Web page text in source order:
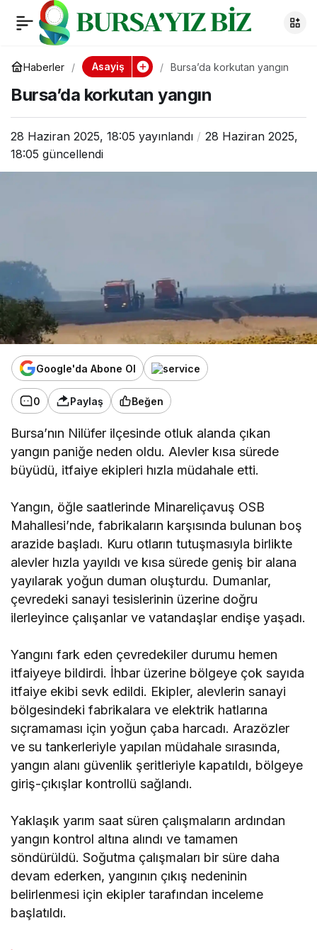
Haberler Asayiş Bursa’da korkutan yangın
Bursa’da korkutan yangın
28 Haziran 2025, 18:05 yayınlandı
28 Haziran 2025,
18:05 güncellendi
Google'da Abone Ol
0 Paylaş Beğen
Bursa’nın Nilüfer ilçesinde otluk alanda çıkan
yangın paniğe neden oldu. Alevler kısa sürede
büyüdü, itfaiye ekipleri hızla müdahale etti.
Yangın, öğle saatlerinde Minareliçavuş OSB
Mahallesi’nde, fabrikaların karşısında bulunan boş
arazide başladı. Kuru otların tutuşmasıyla birlikte
alevler hızla yayıldı ve kısa sürede geniş bir alana
yayılarak yoğun duman oluşturdu. Dumanlar,
çevredeki sanayi tesislerinin üzerine doğru
ilerleyince çalışanlar ve vatandaşlar endişe yaşadı.
Yangını fark eden çevredekiler durumu hemen
itfaiyeye bildirdi. İhbar üzerine bölgeye çok sayıda
itfaiye ekibi sevk edildi. Ekipler, alevlerin sanayi
bölgesindeki fabrikalara ve elektrik hatlarına
sıçramaması için yoğun çaba harcadı. Arazözler
ve su tankerleriyle yapılan müdahale sırasında,
yangın alanı güvenlik şeritleriyle kapatıldı, bölgeye
giriş-çıkışlar kontrollü sağlandı.
Yaklaşık yarım saat süren çalışmaların ardından
yangın kontrol altına alındı ve tamamen
söndürüldü. Soğutma çalışmaları bir süre daha
devam ederken, yangının çıkış nedeninin
belirlenmesi için ekipler tarafından inceleme
başlatıldı.
Bursa’da korkutan
yangın